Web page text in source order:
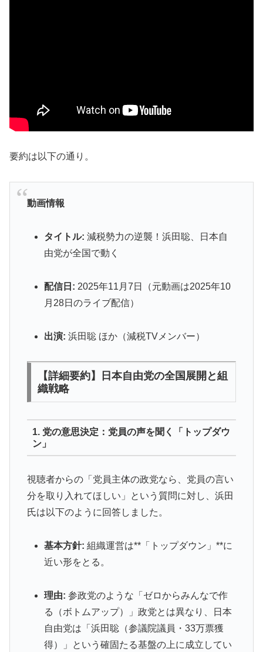
要約は以下の通り。
動画情報
タイトル: 減税勢力の逆襲！浜田聡、日本自
由党が全国で動く
配信日: 2025年11月7日（元動画は2025年10
月28日のライブ配信）
出演: 浜田聡 ほか（減税TVメンバー）
【詳細要約】日本自由党の全国展開と組
織戦略
1. 党の意思決定：党員の声を聞く「トップダウ
ン」
視聴者からの「党員主体の政党なら、党員の言い
分を取り入れてほしい」という質問に対し、浜田
氏は以下のように回答しました。
基本方針: 組織運営は**「トップダウン」**に
近い形をとる。
理由: 参政党のような「ゼロからみんなで作
る（ボトムアップ）」政党とは異なり、日本
自由党は「浜田聡（参議院議員・33万票獲
得）」という確固たる基盤の上に成立してい